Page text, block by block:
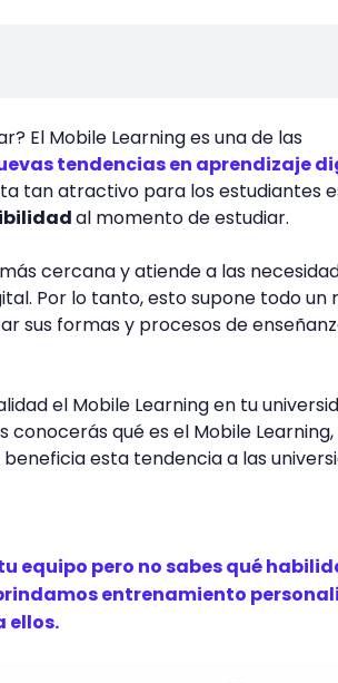
El Mobile Learning es una de las
tendencias en aprendizaje
tan atractivo para los estudiantes
al momento de estudiar.
cercana y atiende a las
Por lo tanto, esto supone todo un
sus formas y procesos de
el Mobile Learning en tu
qué es el Mobile
esta tendencia a las
equipo pero no sabes qué
entrenamiento
ellos.